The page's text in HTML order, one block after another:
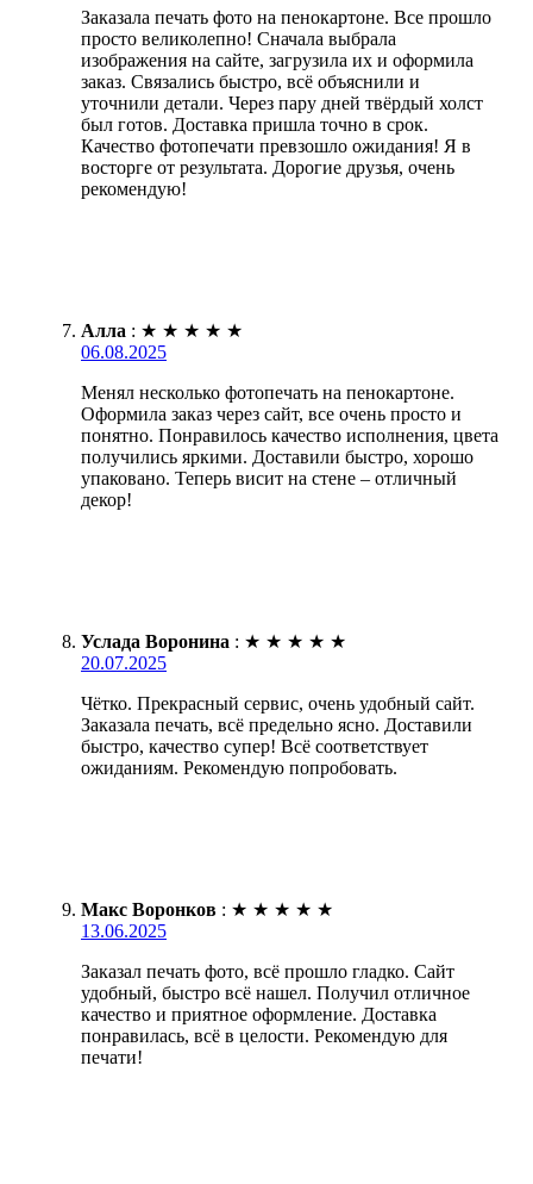
Заказала печать фото на пенокартоне. Все прошло
просто великолепно! Сначала выбрала
изображения на сайте, загрузила их и оформила
заказ. Связались быстро, всё объяснили и
уточнили детали. Через пару дней твёрдый холст
был готов. Доставка пришла точно в срок.
Качество фотопечати превзошло ожидания! Я в
восторге от результата. Дорогие друзья, очень
рекомендую!
Алла : ★ ★ ★ ★ ★
06.08.2025
Менял несколько фотопечать на пенокартоне.
Оформила заказ через сайт, все очень просто и
понятно. Понравилось качество исполнения, цвета
получились яркими. Доставили быстро, хорошо
упаковано. Теперь висит на стене – отличный
декор!
Услада Воронина : ★ ★ ★ ★ ★
20.07.2025
Чётко. Прекрасный сервис, очень удобный сайт.
Заказала печать, всё предельно ясно. Доставили
быстро, качество супер! Всё соответствует
ожиданиям. Рекомендую попробовать.
Макс Воронков : ★ ★ ★ ★ ★
13.06.2025
Заказал печать фото, всё прошло гладко. Сайт
удобный, быстро всё нашел. Получил отличное
качество и приятное оформление. Доставка
понравилась, всё в целости. Рекомендую для
печати!